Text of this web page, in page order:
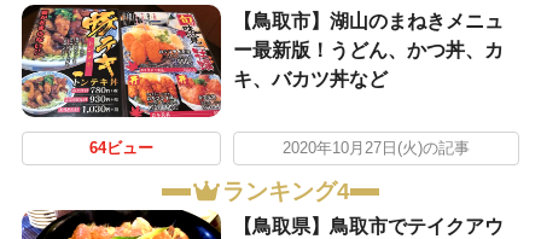
【鳥取市】湖山のまねきメニュ
ー最新版！うどん、かつ丼、カ
キ、バカツ丼など
64ビュー 2020年10月27日(火)の記事
ランキング4
【鳥取県】鳥取市でテイクアウ